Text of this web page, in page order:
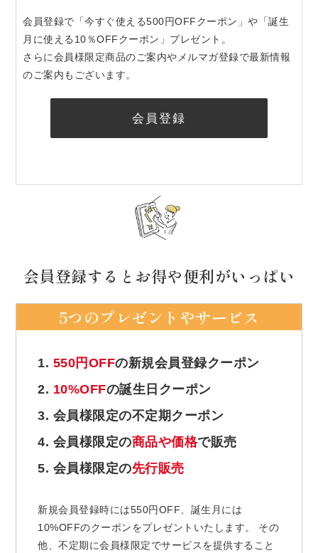
会員登録で「今すぐ使える500円OFFクーポン」や「誕生
月に使える10％OFFクーポン」プレゼント。
さらに会員様限定商品のご案内やメルマガ登録で最新情報
のご案内もございます。
会員登録
会員登録するとお得や便利がいっぱい
5つのプレゼントやサービス
1. 550円OFFの新規会員登録クーポン
2. 10%OFFの誕生日クーポン
3. 会員様限定の不定期クーポン
4. 会員様限定の商品や価格で販売
5. 会員様限定の先行販売
新規会員登録時には550円OFF、誕生月には
10%OFFのクーポンをプレゼントいたします。 その
他、不定期に会員様限定でサービスを提供すること